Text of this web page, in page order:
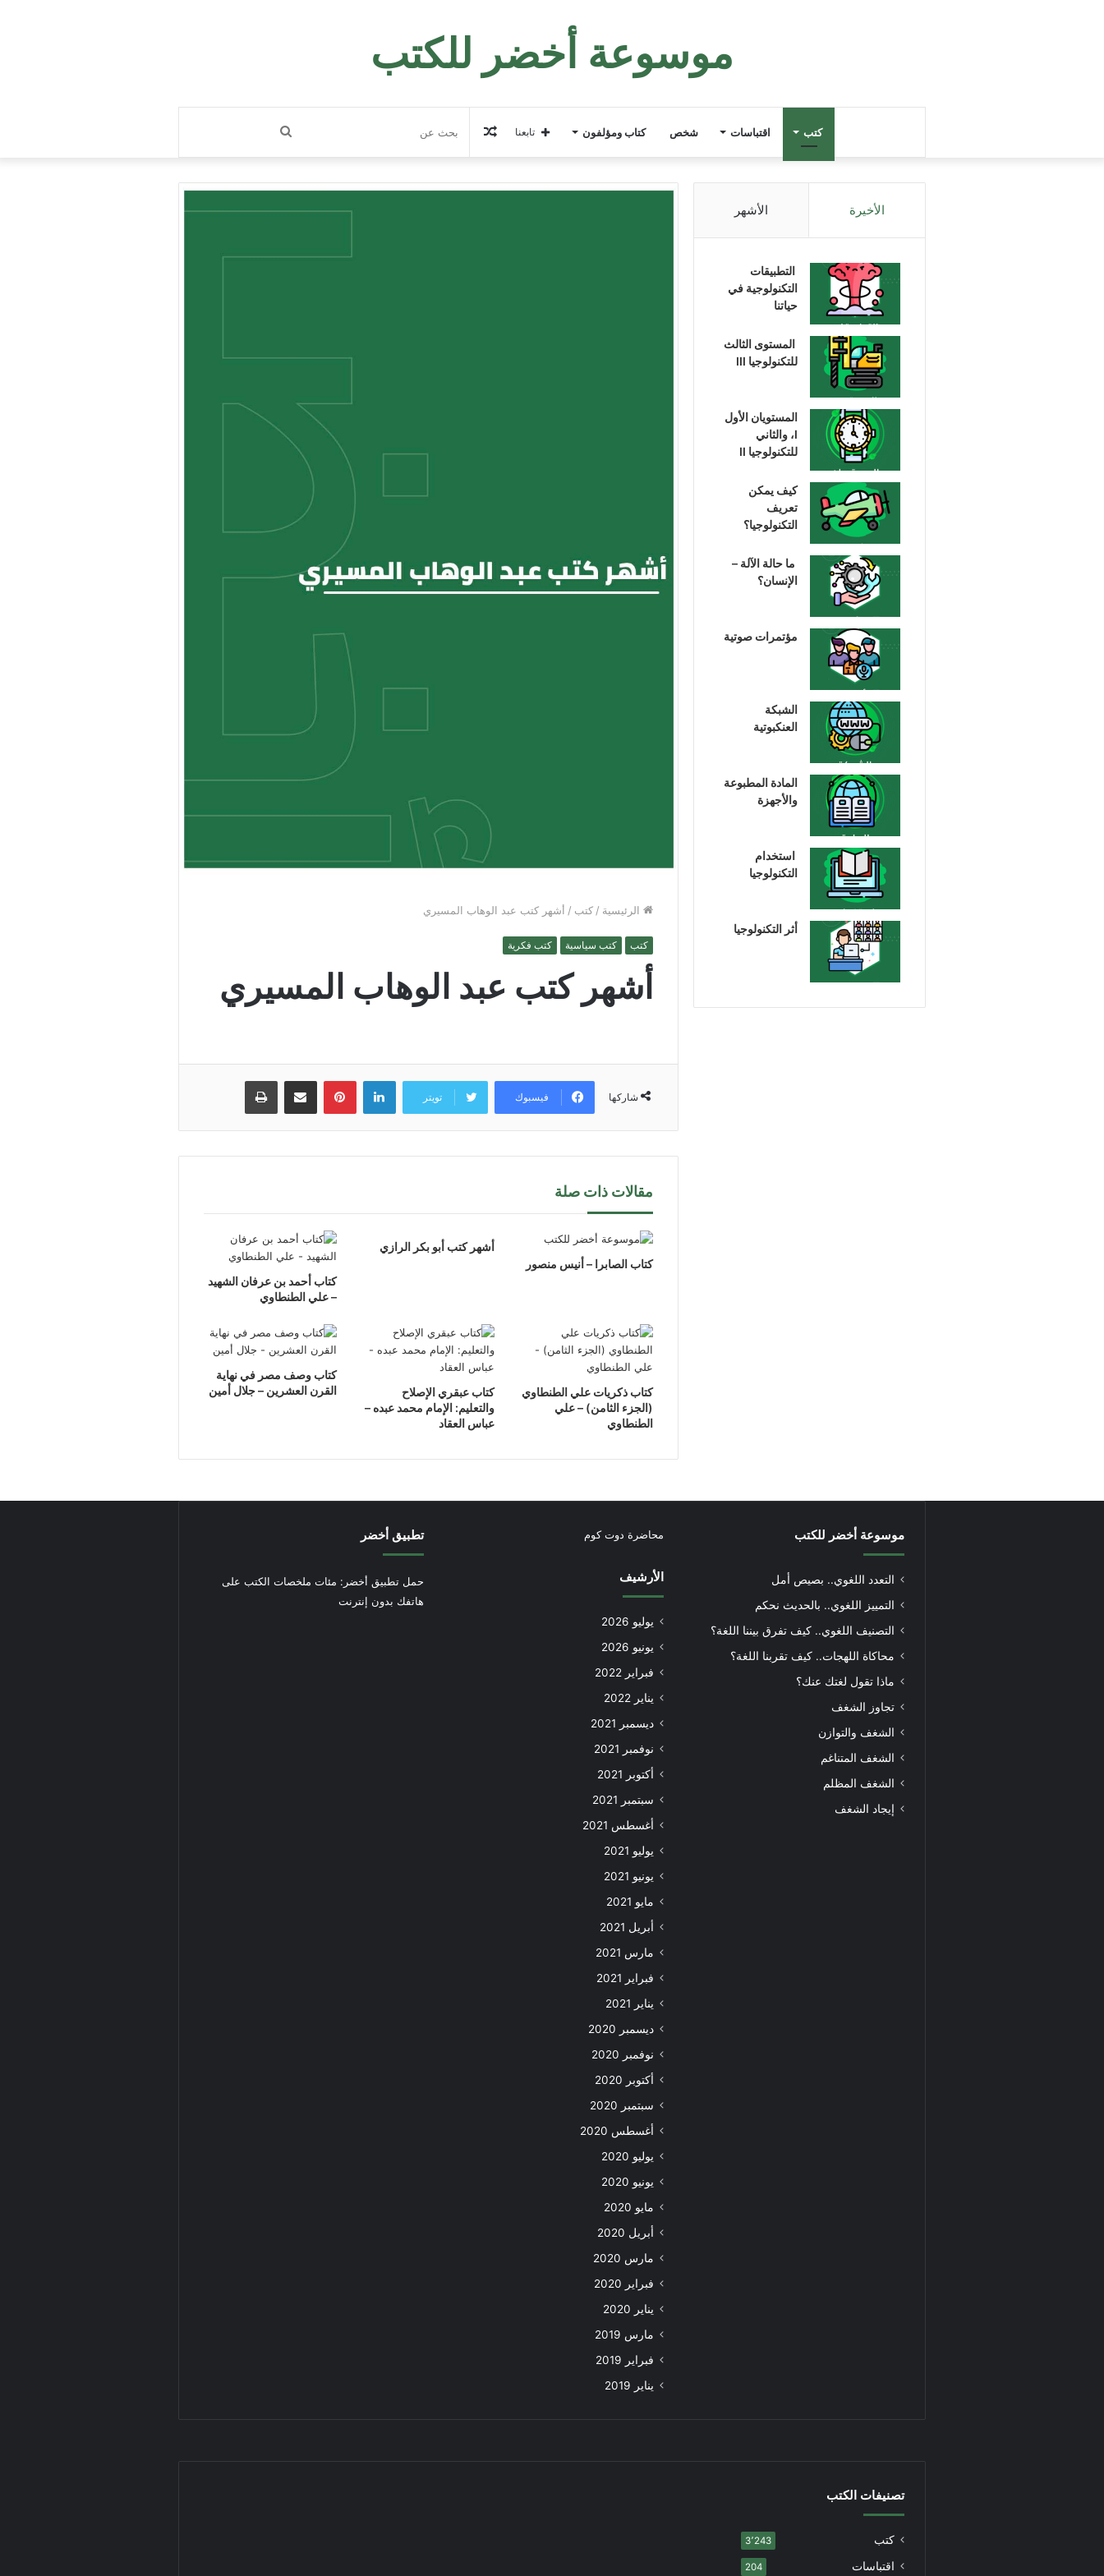
موسوعة أخضر للكتب
كتب اقتباسات شخص كتاب ومؤلفون بحث
عن
مقال
عشوائي
تابعنا
الرئيسية / كتب / أشهر كتب عبد الوهاب المسيري
كتب كتب سياسية كتب فكرية
أشهر كتب عبد الوهاب المسيري
شاركها فيسبوك تويتر
لينكدإن بينتيريستمشاركة عبر البريد طباعة
مقالات ذات صلة
كتاب الصابرا – أنيس منصور
أشهر كتب أبو بكر الرازي
كتاب أحمد بن عرفان الشهيد
– علي الطنطاوي
كتاب ذكريات علي الطنطاوي
(الجزء الثامن) – علي
الطنطاوي
كتاب عبقري الإصلاح
والتعليم: الإمام محمد عبده –
عباس العقاد
كتاب وصف مصر في نهاية
القرن العشرين – جلال أمين
الأخيرة الأشهر
التطبيقات
التكنولوجية في
حياتنا
المستوى الثالث
للتكنولوجيا III
المستويان الأول
I، والثاني
للتكنولوجيا II
كيف يمكن
تعريف
التكنولوجيا؟
ما حالة الآلة –
الإنسان؟
مؤتمرات صوتية
الشبكة
العنكبوتية
المادة المطبوعة
والأجهزة
استخدام
التكنولوجيا
أثر التكنولوجيا
موسوعة أخضر للكتب
التعدد اللغوي.. بصيص أمل
التمييز اللغوي.. بالحديث نحكم
التصنيف اللغوي.. كيف تفرق بيننا اللغة؟
محاكاة اللهجات.. كيف تقربنا اللغة؟
ماذا تقول لغتك عنك؟
تجاوز الشغف
الشغف والتوازن
الشغف المتناغم
الشغف المظلم
إيجاد الشغف
محاضرة دوت كوم
الأرشيف
يوليو 2026
يونيو 2026
فبراير 2022
يناير 2022
ديسمبر 2021
نوفمبر 2021
أكتوبر 2021
سبتمبر 2021
أغسطس 2021
يوليو 2021
يونيو 2021
مايو 2021
أبريل 2021
مارس 2021
فبراير 2021
يناير 2021
ديسمبر 2020
نوفمبر 2020
أكتوبر 2020
سبتمبر 2020
أغسطس 2020
يوليو 2020
يونيو 2020
مايو 2020
أبريل 2020
مارس 2020
فبراير 2020
يناير 2020
مارس 2019
فبراير 2019
يناير 2019
تطبيق أخضر
حمل تطبيق أخضر: مئات ملخصات الكتب على
هاتفك بدون إنترنت
تصنيفات الكتب
كتب 3٬243
اقتباسات 204